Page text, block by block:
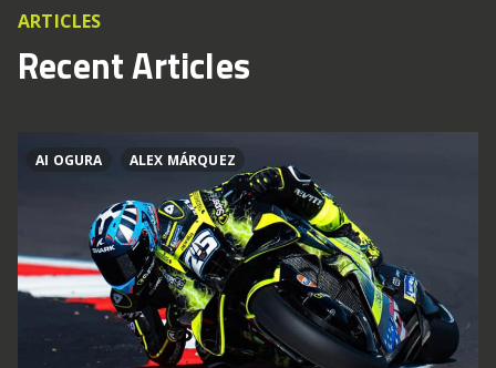
ARTICLES
Recent Articles
AI OGURA ALEX MÁRQUEZ